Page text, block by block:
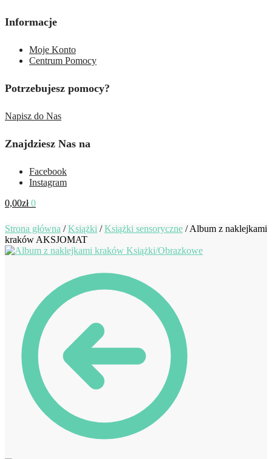
Informacje
Moje Konto
Centrum Pomocy
Potrzebujesz pomocy?
Napisz do Nas
Znajdziesz Nas na
Facebook
Instagram
0,00zł 0
Strona główna /Książki /Książki sensoryczne /Album z naklejkami
kraków AKSJOMAT